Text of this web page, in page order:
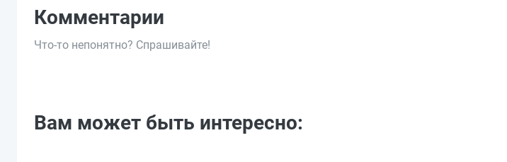
Комментарии
Что-то непонятно? Спрашивайте!
Вам может быть интересно: